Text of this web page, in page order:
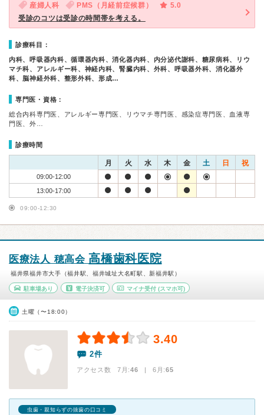
産婦人科 PMS（月経前症候群）
5.0
受診のコツは受診の時間帯を考える。
診療科目：
内科、呼吸器内科、循環器内科、消化器内科、内分泌代謝科、糖尿病科、リウ
マチ科、アレルギー科、神経内科、腎臓内科、外科、呼吸器外科、消化器外
科、脳神経外科、整形外科、形成…
専門医・資格：
総合内科専門医、アレルギー専門医、リウマチ専門医、感染症専門医、血液専
門医、外…
診療時間
月 火 水 木 金 土 日 祝
09:00-12:00
13:00-17:00
09:00-12:30
医療法人 穂高会 高橋歯科医院
福井県福井市大手（福井駅、福井城址大名町駅、新福井駅）
駐車場あり 電子決済可 マイナ受付 (スマホ可)
土曜（〜18:00）
3.40
2件
アクセス数 7月:46 | 6月:65
虫歯・親知らずの抜歯の口コミ